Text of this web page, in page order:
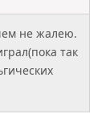
не жалею.
так